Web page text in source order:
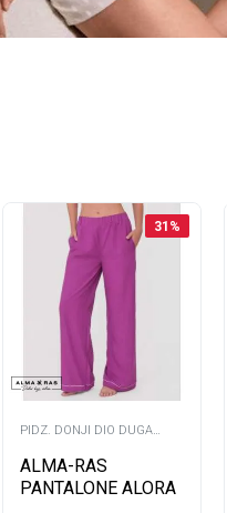
31 %
PIDZ. DONJI DIO DUGA
NOGAVICA
ALMA-RAS
PANTALONE ALORA